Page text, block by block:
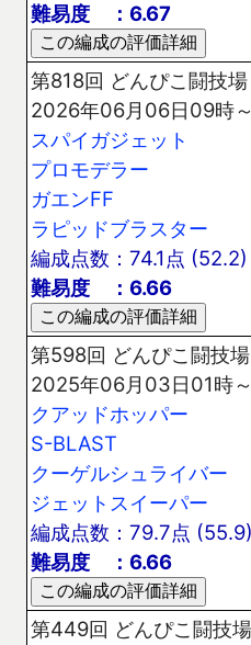
難易度 ：6.67
第818回 どんぴこ闘技場
2026年06月06日09時
スパイガジェット
プロモデラー
ガエンFF
ラピッドブラスター
編成点数：74.1点 (52.2)
難易度 ：6.66
第598回 どんぴこ闘技場
2025年06月03日01時
クアッドホッパー
S-BLAST
クーゲルシュライバー
ジェットスイーパー
編成点数：79.7点 (55.9)
難易度 ：6.66
第449回 どんぴこ闘技場